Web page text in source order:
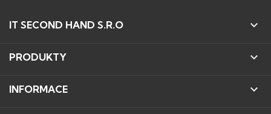
IT SECOND HAND S.R.O 
PRODUKTY 
INFORMACE 